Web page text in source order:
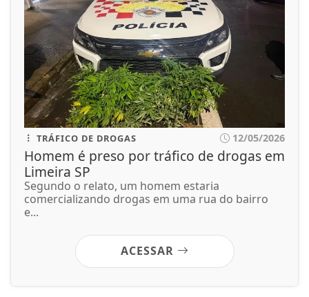
TRÁFICO DE DROGAS 12/05/2026
Homem é preso por tráfico de drogas em
Limeira SP
Segundo o relato, um homem estaria
comercializando drogas em uma rua do bairro
e...
ACESSAR